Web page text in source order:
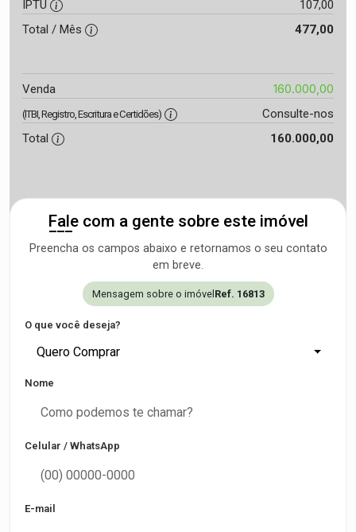
IPTU
107,00
Total / Mês
477,00
Venda 160.000,00
(ITBI, Registro, Escritura e Certidões)
Consulte-nos
Total
160.000,00
Fale com a gente sobre este imóvel
Preencha os campos abaixo e retornamos o seu contato
em breve.
Mensagem sobre o imóvel Ref. 16813
O que você deseja?
Quero Comprar
Nome
Celular / WhatsApp
E-mail